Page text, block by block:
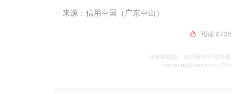
来源：信用中国（广东中山）
阅读 6735
南都N视频，未经授权不得转
banquan@nandu.cc.